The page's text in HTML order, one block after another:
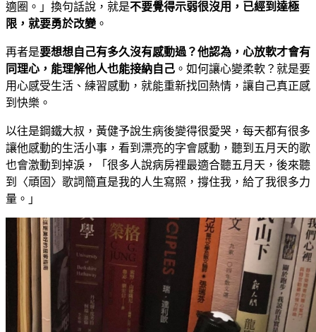
適圈。」換句話說，就是不要覺得示弱很沒用，已經到達極
限，就要勇於改變 。
再者是要想想自己有多久沒有感動過？他認為，心放軟才會有
同理心，能理解他人也能接納自己 。如何讓心變柔軟？就是要
用心感受生活、練習感動，就能重新找回熱情，讓自己真正感
到快樂。
以往是鋼鐵大叔，黃健予說生病後變得很愛哭，每天都有很多
讓他感動的生活小事，看到漂亮的字會感動，聽到五月天的歌
也會激動到掉淚，「很多人說病房裡最適合聽五月天，後來聽
到〈頑固〉歌詞簡直是我的人生寫照，撐住我，給了我很多力
量。」